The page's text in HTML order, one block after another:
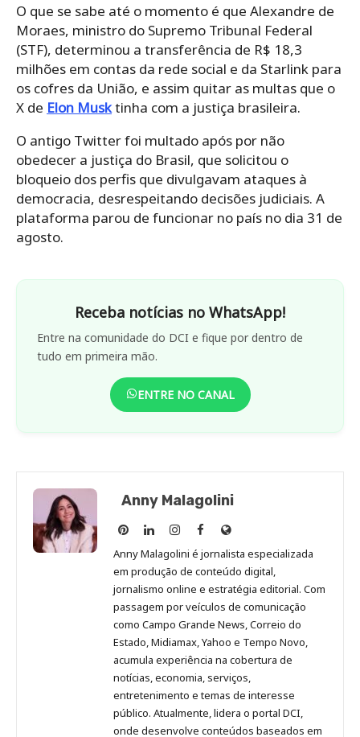
O que se sabe até o momento é que Alexandre de
Moraes, ministro do Supremo Tribunal Federal
(STF), determinou a transferência de R$ 18,3
milhões em contas da rede social e da Starlink para
os cofres da União, e assim quitar as multas que o
X de Elon Musktinha com a justiça brasileira.
O antigo Twitter foi multado após por não
obedecer a justiça do Brasil, que solicitou o
bloqueio dos perfis que divulgavam ataques à
democracia, desrespeitando decisões judiciais. A
plataforma parou de funcionar no país no dia 31 de
agosto.
Receba notícias no WhatsApp!
Entre na comunidade do DCI e fique por dentro de
tudo em primeira mão.
ENTRE NO CANAL
Anny Malagolini
Anny
Malagolini
no
Pinterest
Anny
Malagolini
no
LinkedIn
Anny
Malagolini
no
Instagram
Anny
Malagolini
no
Facebook
Site
de
Anny
Malagolini
Anny Malagolini é jornalista especializada
em produção de conteúdo digital,
jornalismo online e estratégia editorial. Com
passagem por veículos de comunicação
como Campo Grande News, Correio do
Estado, Midiamax, Yahoo e Tempo Novo,
acumula experiência na cobertura de
notícias, economia, serviços,
entretenimento e temas de interesse
público. Atualmente, lidera o portal DCI,
onde desenvolve conteúdos baseados em